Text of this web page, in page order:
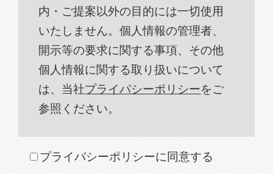
内・ご提案以外の目的には一切使用
いたしません。個人情報の管理者、
開示等の要求に関する事項、その他
個人情報に関する取り扱いについて
は、当社プライパシーポリシーをご
参照ください。
プライバシーポリシーに同意する